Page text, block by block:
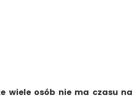
wiele osób nie ma czasu na